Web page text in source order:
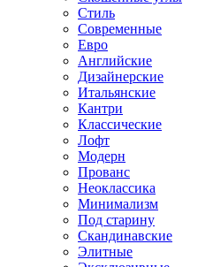
Стиль
Современные
Евро
Английские
Дизайнерские
Итальянские
Кантри
Классические
Лофт
Модерн
Прованс
Неоклассика
Минимализм
Под старину
Скандинавские
Элитные